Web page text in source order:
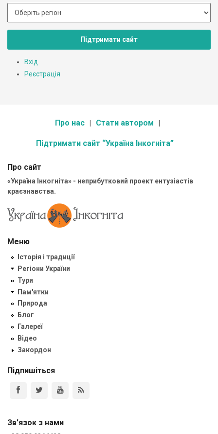
Підтримати сайт
Вхід
Реєстрація
Про нас Стати автором
Підтримати сайт “Україна Інкогніта”
Про сайт
«Україна Інкогніта» - неприбутковий проект ентузіастів
краєзнавства.
Меню
Історія і традиції
Регіони України
Тури
Пам'ятки
Природа
Блог
Галереї
Відео
Закордон
Підпишіться
Зв'язок з нами